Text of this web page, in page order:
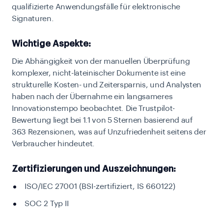
qualifizierte Anwendungsfälle für elektronische
Signaturen.
Wichtige Aspekte:
Die Abhängigkeit von der manuellen Überprüfung
komplexer, nicht-lateinischer Dokumente ist eine
strukturelle Kosten- und Zeitersparnis, und Analysten
haben nach der Übernahme ein langsameres
Innovationstempo beobachtet. Die Trustpilot-
Bewertung liegt bei 1.1 von 5 Sternen basierend auf
363 Rezensionen, was auf Unzufriedenheit seitens der
Verbraucher hindeutet.
Zertifizierungen und Auszeichnungen:
ISO/IEC 27001 (BSI-zertifiziert, IS 660122)
SOC 2 Typ II